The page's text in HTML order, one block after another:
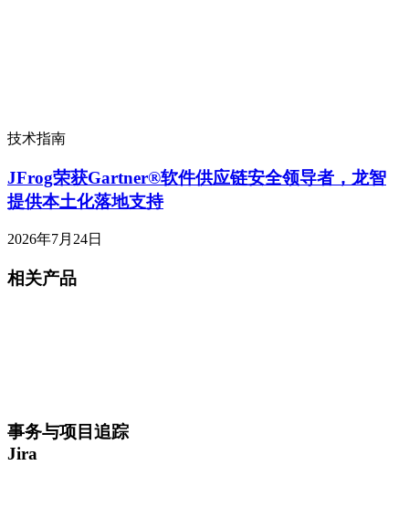
技术指南
JFrog荣获Gartner®软件供应链安全领导者，龙智
提供本土化落地支持
2026年7月24日
相关产品
事务与项目追踪
Jira